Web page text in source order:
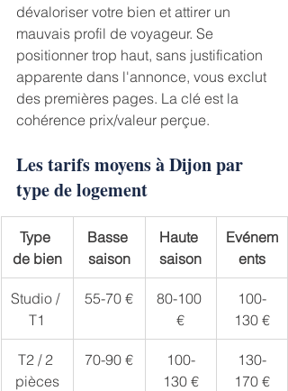
dévaloriser votre bien et attirer un
mauvais profil de voyageur. Se
positionner trop haut, sans justification
apparente dans l'annonce, vous exclut
des premières pages. La clé est la
cohérence prix/valeur perçue.
Les tarifs moyens à Dijon par
type de logement
Type
de bien
Basse
saison
Haute
saison
Evénem
ents
Studio /
T1
55-70 €
80-100
€
100-
130 €
T2 / 2
pièces
70-90 €
100-
130 €
130-
170 €